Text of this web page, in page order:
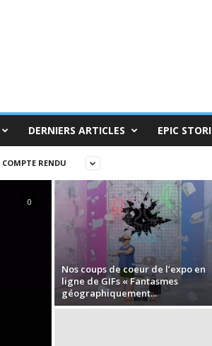
DERNIERS ARTICLES EPIC
COMPTE RENDU
0
Nos coups de coeur de l’expo en
ligne de GIFs « Fantasmes
géographiquement...